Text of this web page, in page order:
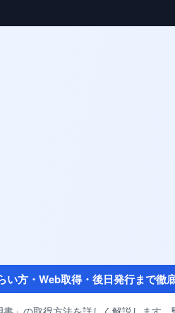
方・Web取得・後日発行まで徹